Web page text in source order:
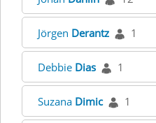
Jörgen Derantz 1
Debbie Dias 1
Suzana Dimic 1